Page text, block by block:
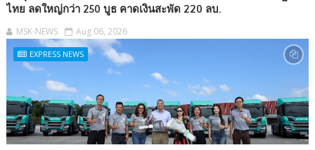
ไทย ลดใหญ่กว่า 250 บูธ คาดเงินสะพัด 220 ลบ.
MSK-NEWS Aug 06, 2026
EXPRESS NEWS